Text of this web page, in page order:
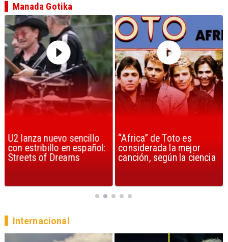
U2 lanza nuevo sencillo
con estribillo en español:
Streets of Dreams
“Africa” de Toto es
considerada la mejor
canción, según la ciencia
Manada Gotika
Internacional